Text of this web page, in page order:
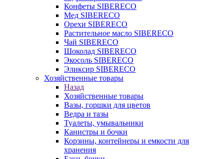
Конфеты SIBERECO
Мед SIBERECO
Орехи SIBERECO
Растительное масло SIBERECO
Чай SIBERECO
Шоколад SIBERECO
Экосоль SIBERECO
Эликсир SIBERECO
Хозяйственные товары
Назад
Хозяйственные товары
Вазы, горшки для цветов
Ведра и тазы
Туалеты, умывальники
Канистры и бочки
Корзины, контейнеры и емкости для
хранения